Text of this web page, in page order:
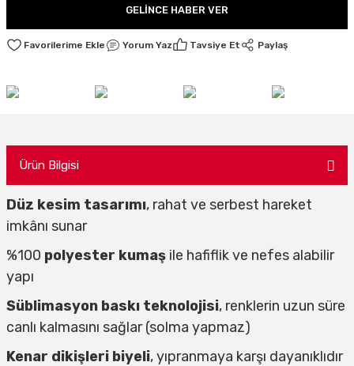
GELINCE HABER VER
Yorum Yaz Tavsiye Et Paylaş
Ürün Bilgisi
Düz kesim tasarımı, rahat ve serbest hareket
imkânı sunar
%100 polyester kumaş ile hafiflik ve nefes alabilir
yapı
Süblimasyon baskı teknolojisi, renklerin uzun süre
canlı kalmasını sağlar (solma yapmaz)
Kenar dikişleri biyeli, yıpranmaya karşı dayanıklıdır